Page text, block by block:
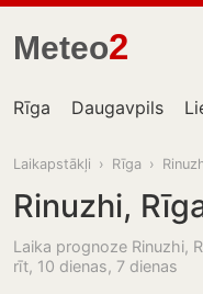
Meteo2
Rīga Daugavpils
Laikapstākļi › Rīga ›
Rinuzhi,
Laika prognoze Rinuzhi,
rīt, 10 dienas, 7 dienas